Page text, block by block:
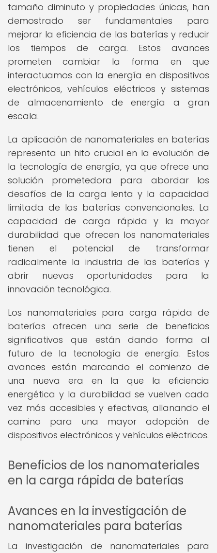
tamaño diminuto y propiedades únicas, han
demostrado ser fundamentales para
mejorar la eficiencia de las baterías y reducir
los tiempos de carga. Estos avances
prometen cambiar la forma en que
interactuamos con la energía en dispositivos
electrónicos, vehículos eléctricos y sistemas
de almacenamiento de energía a gran
escala.
La aplicación de nanomateriales en baterías
representa un hito crucial en la evolución de
la tecnología de energía, ya que ofrece una
solución prometedora para abordar los
desafíos de la carga lenta y la capacidad
limitada de las baterías convencionales. La
capacidad de carga rápida y la mayor
durabilidad que ofrecen los nanomateriales
tienen el potencial de transformar
radicalmente la industria de las baterías y
abrir nuevas oportunidades para la
innovación tecnológica.
Los nanomateriales para carga rápida de
baterías ofrecen una serie de beneficios
significativos que están dando forma al
futuro de la tecnología de energía. Estos
avances están marcando el comienzo de
una nueva era en la que la eficiencia
energética y la durabilidad se vuelven cada
vez más accesibles y efectivas, allanando el
camino para una mayor adopción de
dispositivos electrónicos y vehículos eléctricos.
Beneficios de los nanomateriales
en la carga rápida de baterías
Avances en la investigación de
nanomateriales para baterías
La investigación de nanomateriales para